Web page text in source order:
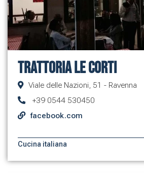
Trattoria le Corti
Viale delle Nazioni, 51 - Ravenna
+39 0544 530450
facebook.com
Cucina italiana